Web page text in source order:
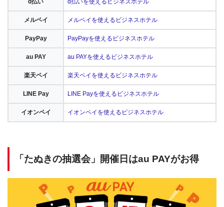
d払い d払いを使えるビジネスホテル
メルペイ メルペイを使えるビジネスホテル
PayPay PayPayを使えるビジネスホテル
au PAY au PAYを使えるビジネスホテル
楽天ペイ 楽天ペイを使えるビジネスホテル
LINE Pay LINE Payを使えるビジネスホテル
イオンペイ イオンペイを使えるビジネスホテル
「たぬきの抽選会」開催日はau PAYがお得